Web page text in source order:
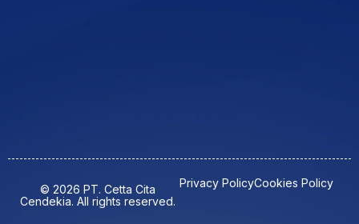
© 2026 PT. Cetta Cita
Cendekia. All rights reserved.
Privacy PolicyCookies Policy